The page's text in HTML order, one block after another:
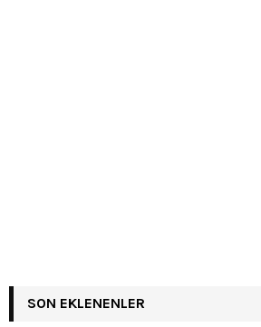
SON EKLENENLER